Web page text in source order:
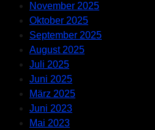
November 2025
Oktober 2025
September 2025
August 2025
Juli 2025
Juni 2025
März 2025
Juni 2023
Mai 2023